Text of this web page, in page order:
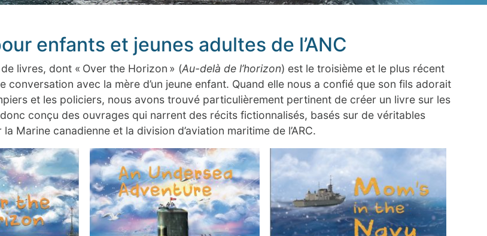
enfants et jeunes adultes de l’ANC
livres, dont « Over the Horizon » (Au-delà de l’horizon) est le troisième et le plus récent
conversation avec la mère d’un jeune enfant. Quand elle nous a confié que son fils adorait
et les policiers, nous avons trouvé particulièrement pertinent de créer un livre sur les
conçu des ouvrages qui narrent des récits fictionnalisés, basés sur de véritables
Marine canadienne et la division d’aviation maritime de l’ARC.